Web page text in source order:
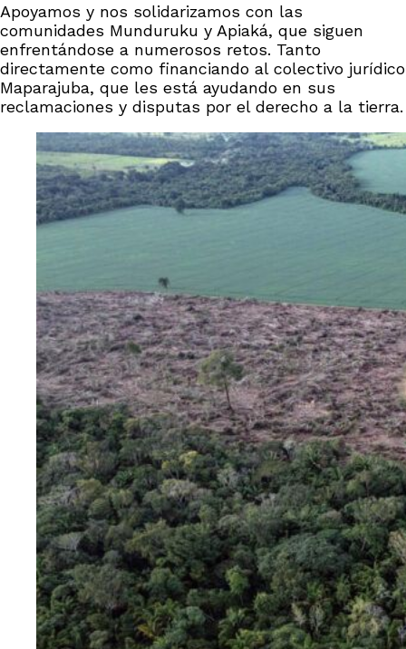
Apoyamos y nos solidarizamos con las
comunidades Munduruku y Apiaká, que siguen
enfrentándose a numerosos retos. Tanto
directamente como financiando al colectivo jurídico
Maparajuba, que les está ayudando en sus
reclamaciones y disputas por el derecho a la tierra.